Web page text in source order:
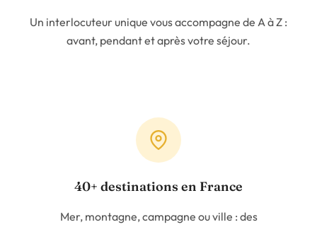
Un interlocuteur unique vous accompagne de A à Z :
avant, pendant et après votre séjour.
40+ destinations en France
Mer, montagne, campagne ou ville : des